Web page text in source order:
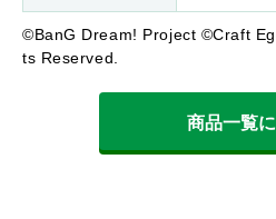
©BanG Dream! Project ©Craft
ts Reserved.
商品一覧